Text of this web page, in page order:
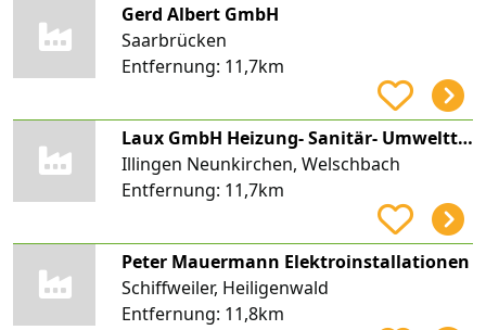
Gerd Albert GmbH
Saarbrücken
Entfernung: 11,7km
Laux GmbH Heizung- Sanitär- Umwelttechnik
Illingen Neunkirchen, Welschbach
Entfernung: 11,7km
Peter Mauermann Elektroinstallationen
Schiffweiler, Heiligenwald
Entfernung: 11,8km